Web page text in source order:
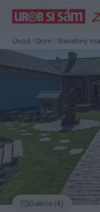
Úvod Dom Stavebný
Galéria (4)